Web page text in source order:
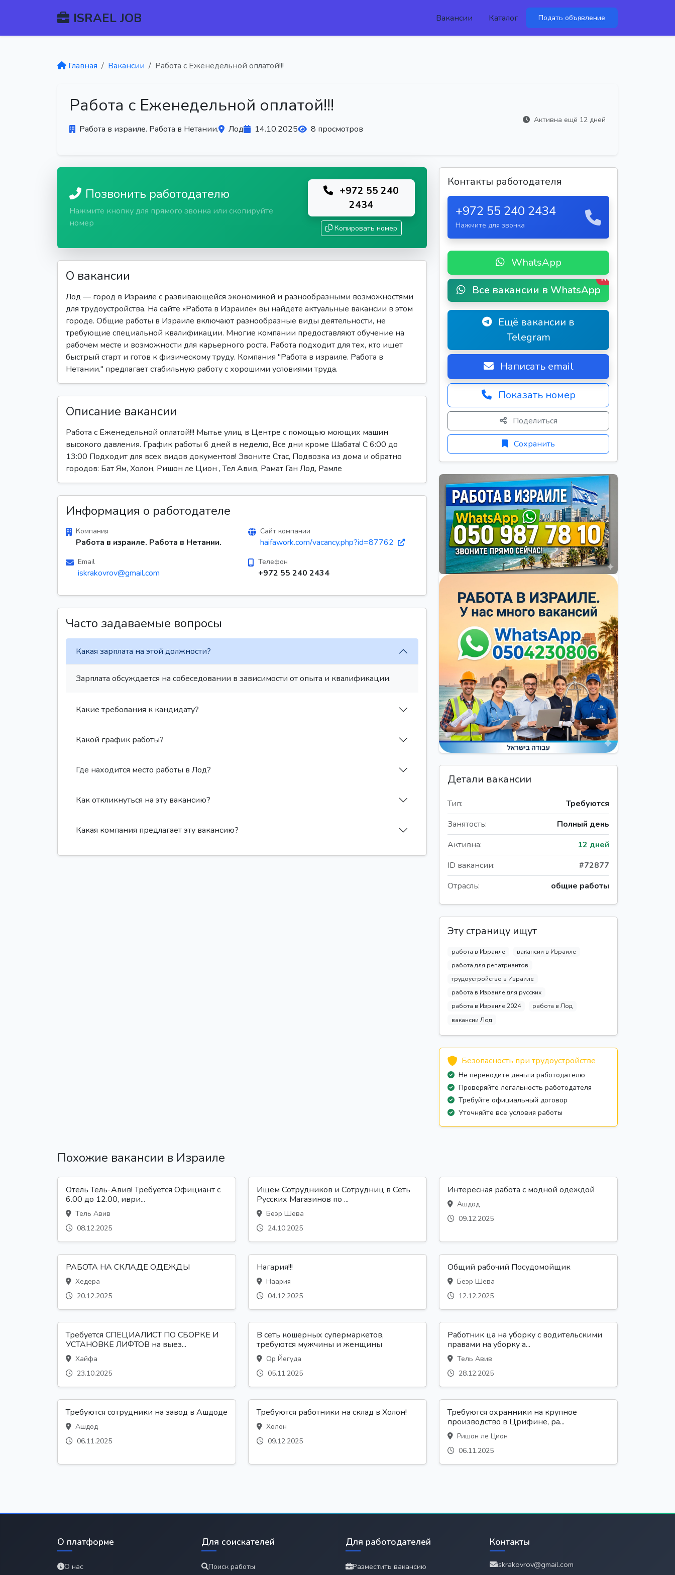
ISRAEL JOB Вакансии Каталог Подать объявление
Главная Вакансии Работа с Еженедельной оплатой!!!
Работа с Еженедельной оплатой!!!
Работа в израиле. Работа в Нетании. Лод 14.10.2025 8 просмотров
Активна ещё 12 дней
Позвонить работодателю
Нажмите кнопку для прямого звонка или скопируйте
номер
+972 55 240
2434
Копировать номер
О вакансии
Лод — город в Израиле с развивающейся экономикой и разнообразными возможностями
для трудоустройства. На сайте «Работа в Израиле» вы найдете актуальные вакансии в этом
городе. Общие работы в Израиле включают разнообразные виды деятельности, не
требующие специальной квалификации. Многие компании предоставляют обучение на
рабочем месте и возможности для карьерного роста. Работа подходит для тех, кто ищет
быстрый старт и готов к физическому труду. Компания "Работа в израиле. Работа в
Нетании." предлагает стабильную работу с хорошими условиями труда.
Описание вакансии
Работа с Еженедельной оплатой!!! Мытье улиц в Центре с помощью моющих машин
высокого давления. График работы 6 дней в неделю, Все дни кроме Шабата! С 6:00 до
13:00 Подходит для всех видов документов! Звоните Стас, Подвозка из дома и обратно
городов: Бат Ям, Холон, Ришон ле Цион , Тел Авив, Рамат Ган Лод, Рамле
Информация о работодателе
Компания
Работа в израиле. Работа в Нетании.
Сайт компании
haifawork.com/vacancy.php?id=87762
Email
iskrakovrov@gmail.com
Телефон
+972 55 240 2434
Часто задаваемые вопросы
Какая зарплата на этой должности?
Зарплата обсуждается на собеседовании в зависимости от опыта и квалификации.
Какие требования к кандидату?
Какой график работы?
Где находится место работы в Лод?
Как откликнуться на эту вакансию?
Какая компания предлагает эту вакансию?
Контакты работодателя
+972 55 240 2434
Нажмите для звонка
WhatsApp
Все вакансии в WhatsApp
New
Ещё вакансии в
Telegram
Написать email
Показать номер
Поделиться
Сохранить
Детали вакансии
Тип:
Требуются
Занятость:
Полный день
Активна:
12 дней
ID вакансии:
#72877
Отрасль:
общие работы
Эту страницу ищут
работа в Израиле
вакансии в Израиле
работа для репатриантов
трудоустройство в Израиле
работа в Израиле для русских
работа в Израиле 2024
работа в Лод
вакансии Лод
Безопасность при трудоустройстве
Не переводите деньги работодателю
Проверяйте легальность работодателя
Требуйте официальный договор
Уточняйте все условия работы
Похожие вакансии в Израиле
Отель Тель-Авив! Требуется Официант с
6.00 до 12.00, иври...
Тель Авив
08.12.2025
Ищем Сотрудников и Сотрудниц в Сеть
Русских Магазинов по ...
Беэр Шева
24.10.2025
Интересная работа с модной одеждой
Ашдод
09.12.2025
РАБОТА НА СКЛАДЕ ОДЕЖДЫ
Хедера
20.12.2025
Нагария!!!
Наария
04.12.2025
Общий рабочий Посудомойщик
Беэр Шева
12.12.2025
Требуется СПЕЦИАЛИСТ ПО СБОРКЕ И
УСТАНОВКЕ ЛИФТОВ на выез...
Хайфа
23.10.2025
В сеть кошерных супермаркетов,
требуются мужчины и женщины
Ор Йегуда
05.11.2025
Работник ца на уборку с водительскими
правами на уборку а...
Тель Авив
28.12.2025
Требуются сотрудники на завод в Ашдоде
Ашдод
06.11.2025
Требуются работники на склад в Холон!
Холон
09.12.2025
Требуются охранники на крупное
производство в Црифине, ра...
Ришон ле Цион
06.11.2025
О платформе
О нас
Для соискателей
Поиск работы
Для работодателей
Разместить вакансию
Контакты
iskrakovrov@gmail.com